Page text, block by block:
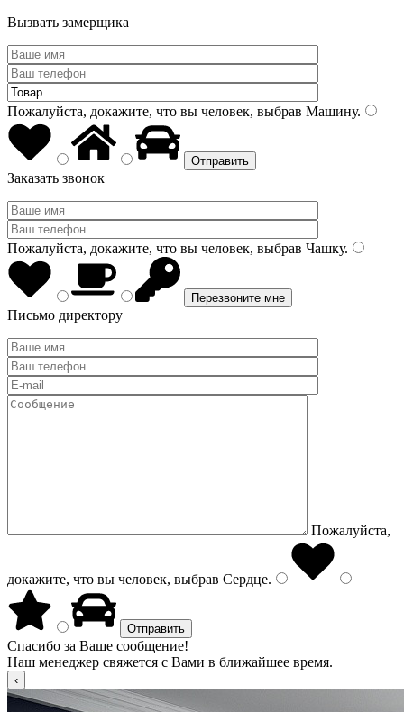
Вызвать замерщика
Пожалуйста, докажите, что вы человек, выбрав Машину.
Заказать звонок
Пожалуйста, докажите, что вы человек, выбрав Чашку.
Письмо директору
Пожалуйста,
докажите, что вы человек, выбрав Сердце.
Спасибо за Ваше сообщение!
Наш менеджер свяжется с Вами в ближайшее время.